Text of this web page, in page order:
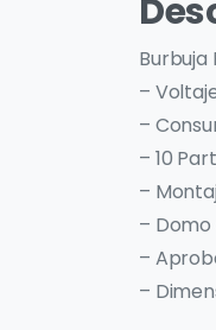
Burbuja
–
–
– 10
–
–
–
–